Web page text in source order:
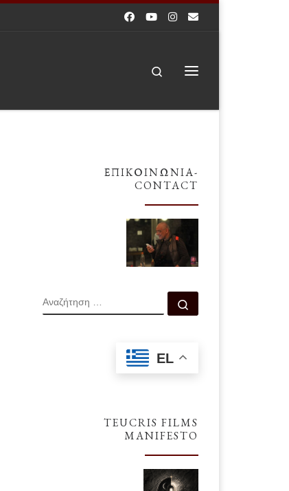
Search
ΕΠΙΚΟΙΝΩΝΊΑ-
CONTACT
ΑΝΑΖΉΤΗΣΗ
EL
TEUCRIS FILMS
MANIFESTO